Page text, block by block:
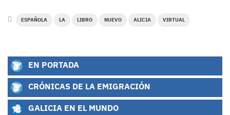
ESPAÑOLA LA LIBRO NUEVO ALICIA VIRTUAL
EN PORTADA
CRÓNICAS DE LA EMIGRACIÓN
GALICIA EN EL MUNDO